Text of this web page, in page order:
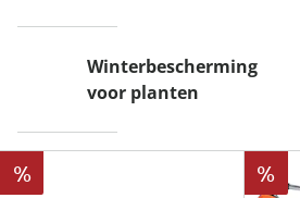
Winterbescherming
voor planten
% %